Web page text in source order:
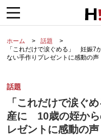
ホーム
話題
「これだけで涙ぐめる」 妊娠7
ない手作りプレゼントに感動の声
話題
「これだけで涙ぐ
産に 10歳の姪から
レゼントに感動の声